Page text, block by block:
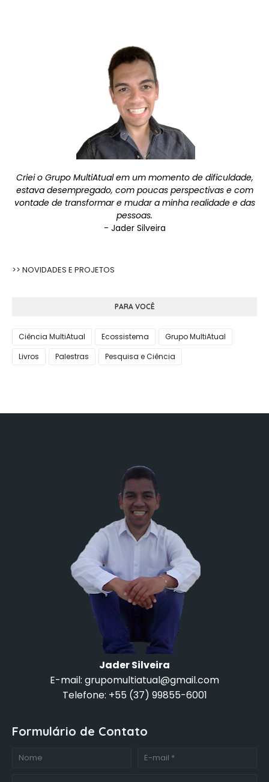
Criei o Grupo MultiAtual em um momento de dificuldade,
estava desempregado, com poucas perspectivas e com
vontade de transformar e mudar a minha realidade e das
pessoas.
- Jader Silveira
>> NOVIDADES E PROJETOS
PARA VOCÊ
Ciência MultiAtual Ecossistema
Grupo MultiAtual
Livros
Palestras Pesquisa e Ciência
Jader Silveira
E-mail: grupomultiatual@gmail.com
Telefone: +55 (37) 99855-6001
Formulário de Contato